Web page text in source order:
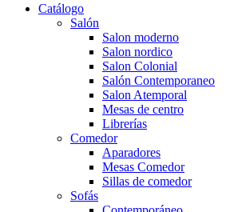
Catálogo
Salón
Salon moderno
Salon nordico
Salon Colonial
Salón Contemporaneo
Salon Atemporal
Mesas de centro
Librerías
Comedor
Aparadores
Mesas Comedor
Sillas de comedor
Sofás